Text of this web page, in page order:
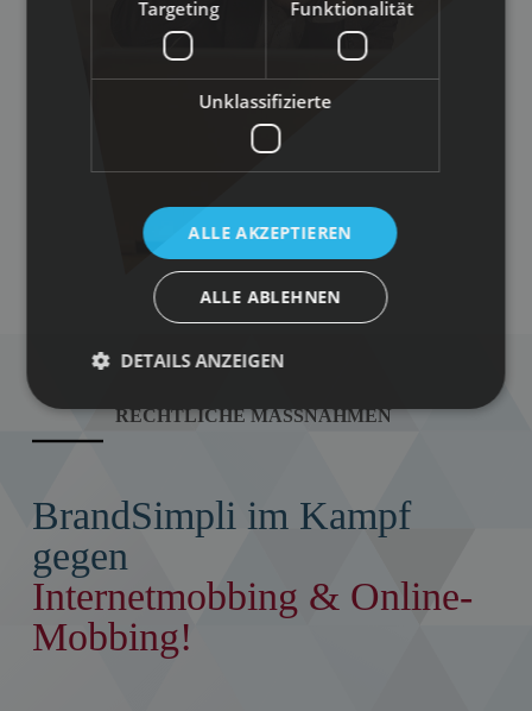
RECHTLICHE MASSNAHMEN
BrandSimpli im Kampf
gegen
Internetmobbing & Online-
Mobbing!
Targeting Funktionalität
Unklassifizierte
ALLE AKZEPTIEREN
ALLE ABLEHNEN
DETAILS ANZEIGEN